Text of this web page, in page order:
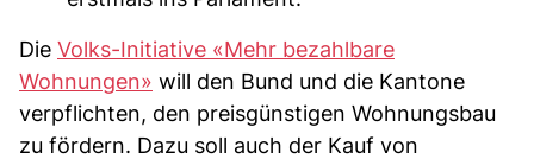
Die Volks-Initiative «Mehr bezahlbare
Wohnungen» will den Bund und die Kantone
verpflichten, den preisgünstigen Wohnungsbau
zu fördern. Dazu soll auch der Kauf von